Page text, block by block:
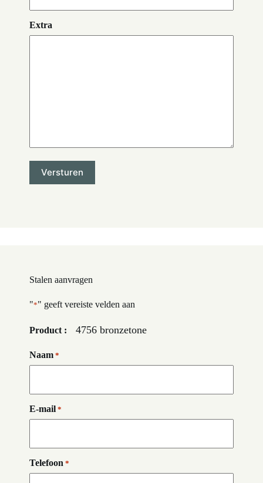
Extra
Stalen aanvragen
"*" geeft vereiste velden aan
Product : 4756 bronzetone
Naam *
E-mail *
Telefoon *